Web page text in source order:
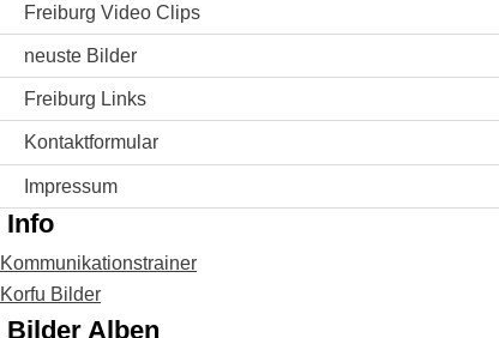
Freiburg Video Clips
neuste Bilder
Freiburg Links
Kontaktformular
Impressum
Info
Kommunikationstrainer
Korfu Bilder
Bilder Alben